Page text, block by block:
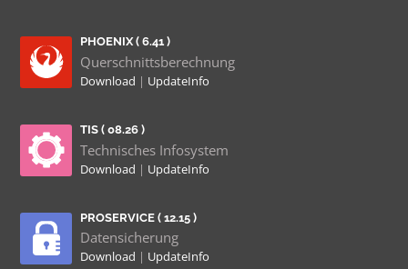
PHOENIX ( 6.41 )
Querschnittsberechnung
Download | UpdateInfo
TIS ( 08.26 )
Technisches Infosystem
Download | UpdateInfo
PROSERVICE ( 12.15 )
Datensicherung
Download | UpdateInfo